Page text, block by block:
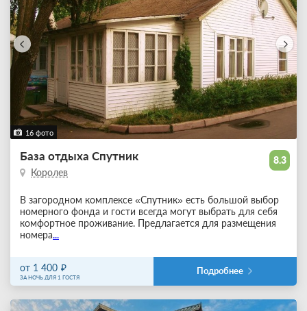
16 фото
8.3
База отдыха Спутник
Королев
В загородном комплексе «Спутник» есть большой выбор
номерного фонда и гости всегда могут выбрать для себя
комфортное проживание. Предлагается для размещения
номера...
от 1 400
ЗА НОЧЬ ДЛЯ 1 ГОСТЯ
Подробнее